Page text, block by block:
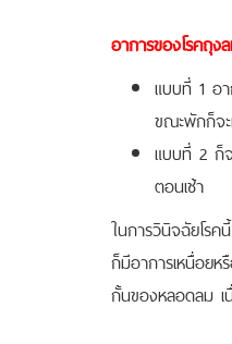
อาการของโรคถุง
แบบที่ 1 อา
ขณะพักก็จะ
แบบที่ 2 ก็จ
ตอนเช้า
ในการวินิจฉัยโรค
ก็มีอาการเหนื่อยห
กั้นของหลอดลม เ